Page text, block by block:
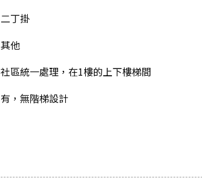
二丁掛
其他
社區統一處理，在1樓的上下樓梯間
有，無階梯設計